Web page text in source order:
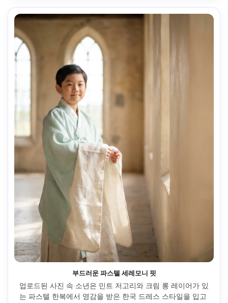
부드러운 파스텔 세레모니 핏
업로드된 사진 속 소년은 민트 저고리와 크림 롱 레이어가 있
는 파스텔 한복에서 영감을 받은 한국 드레스 스타일을 입고